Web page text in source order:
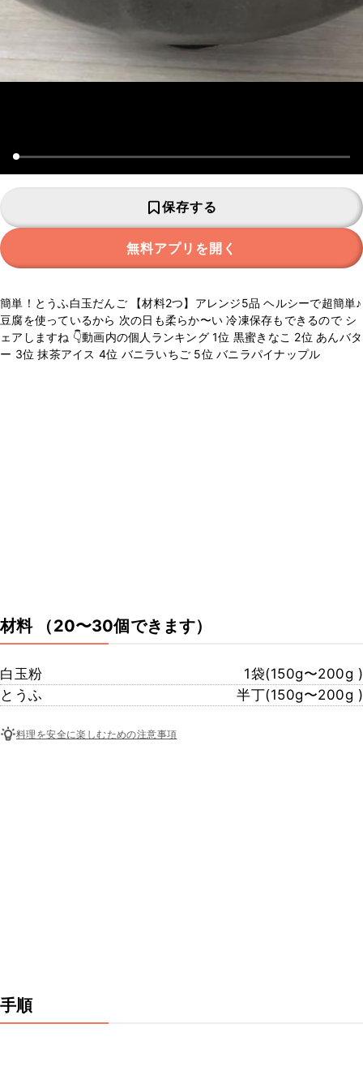
保存する
無料アプリを開く
簡単！とうふ白玉だんご 【材料2つ】アレンジ5品 ヘルシーで超簡単♪
豆腐を使っているから 次の日も柔らか〜い 冷凍保存もできるので シ
ェアしますね 👇動画内の個人ランキング 1位 黒蜜きなこ 2位 あんバタ
ー 3位 抹茶アイス 4位 バニラいちご 5位 バニラパイナップル
材料 （20〜30個できます）
白玉粉
1袋(150g〜200g )
とうふ
半丁(150g〜200g )
料理を安全に楽しむための注意事項
手順